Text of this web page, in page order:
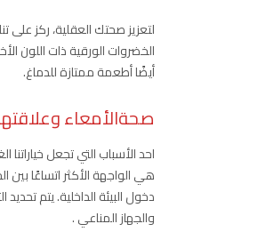
لتعزيز صحتك العقلية، ركز على
الخضروات الورقية ذات اللون
أيضًا أطعمة ممتازة للدماغ.
صحةالأمعاء
احد الأسباب التي تجعل
هي الواجهة الأكثر اتساعًا بين
دخول البيئة الداخلية. يتم
والجهاز المناعي .